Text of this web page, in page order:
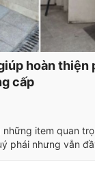
hoàn thiện
cấp
những item quan
phái nhưng vẫn